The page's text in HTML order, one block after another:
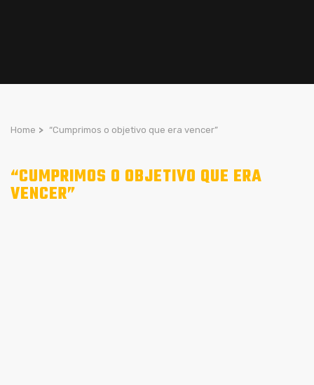
Home > “Cumprimos o objetivo que era vencer”
“CUMPRIMOS O OBJETIVO QUE ERA
VENCER”